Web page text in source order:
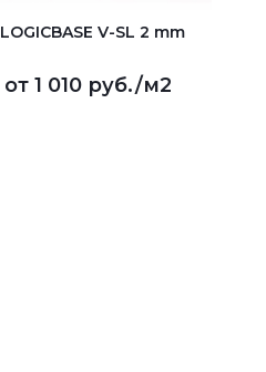
LOGICBASE V-SL 2 mm
от 1 010 руб./м2